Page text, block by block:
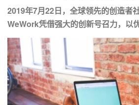
2019年7月22日，全球领先的创造者
WeWork凭借强大的创新号召力，以